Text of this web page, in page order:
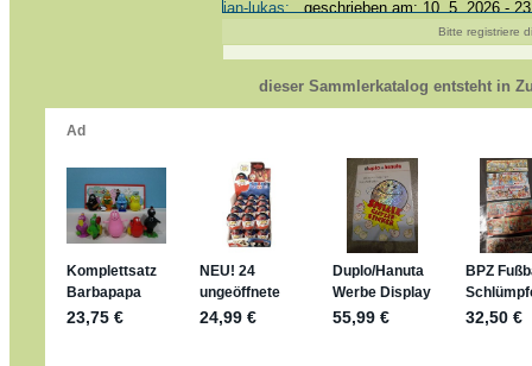
jan-lukas:geschrieben am: 10. 5. 2026 -
Bonsaipanther:geschrieben am: 10. 5.
@ Harald
https://www.ue-ei-portal-
Dein Enkel sollte zur Strafe die nächsten 3
Für die Figuren VC307, 310, 318 und 326
mein Enkel hat die leider weggeworfen
jan-lukas:
geschrieben am: 29. 4. 2026 -
https://www.ferrero-
sammelspass.de/einladung/
jan-lukas:
geschrieben am: 28. 4. 2026 -
stimmt, jetzt fällt es mir auch ein
*Bussi*
geschrieben am: 28. 4.
So habe ich das in Erinnerung ... oder?
Bitte registriere
dieser Sammlerkatalog entsteht in